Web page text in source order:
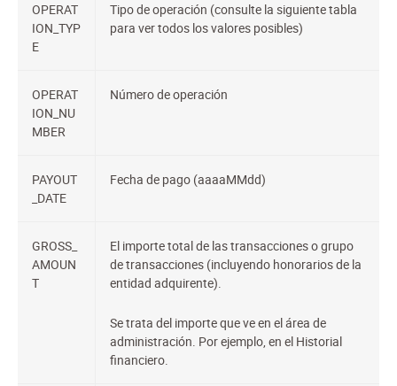
OPERAT
ION_TYP
E
Tipo de operación (consulte la siguiente tabla
para ver todos los valores posibles)
OPERAT
ION_NU
MBER
Número de operación
PAYOUT
_DATE
Fecha de pago (aaaaMMdd)
GROSS_
AMOUN
T
El importe total de las transacciones o grupo
de transacciones (incluyendo honorarios de la
entidad adquirente).
Se trata del importe que ve en el área de
administración. Por ejemplo, en el Historial
financiero.